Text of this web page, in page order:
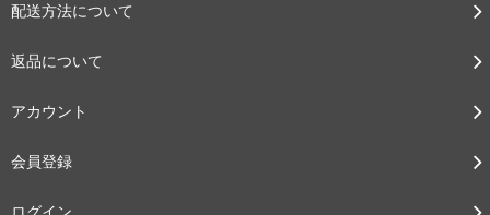
配送方法について
返品について
アカウント
会員登録